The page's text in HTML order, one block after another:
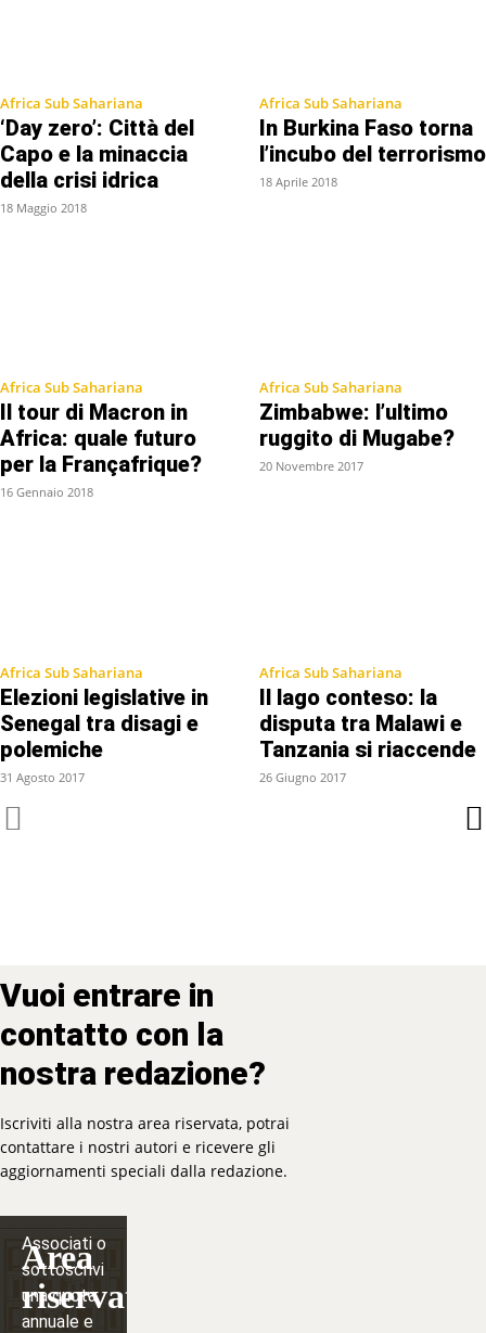
Africa Sub Sahariana
‘Day zero’: Città del
Capo e la minaccia
della crisi idrica
18 Maggio 2018
Africa Sub Sahariana
In Burkina Faso torna
l’incubo del terrorismo
18 Aprile 2018
Africa Sub Sahariana
Il tour di Macron in
Africa: quale futuro
per la Françafrique?
16 Gennaio 2018
Africa Sub Sahariana
Zimbabwe: l’ultimo
ruggito di Mugabe?
20 Novembre 2017
Africa Sub Sahariana
Elezioni legislative in
Senegal tra disagi e
polemiche
31 Agosto 2017
Africa Sub Sahariana
Il lago conteso: la
disputa tra Malawi e
Tanzania si riaccende
26 Giugno 2017
Vuoi entrare in
contatto con la
nostra redazione?
Iscriviti alla nostra area riservata, potrai
contattare i nostri autori e ricevere gli
aggiornamenti speciali dalla redazione.
Area
riservata
Associati o
sottoscrivi
una quota
annuale e